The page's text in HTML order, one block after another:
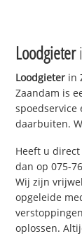
Loodgieter
Loodgieter in
Zaandam is
spoedservice
daarbuiten.
Heeft u
dan op 075-
Wij zijn
opgeleide
oplossen.